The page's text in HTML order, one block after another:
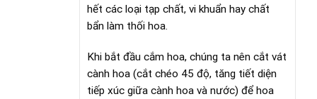
hết các loại tạp chất, vi khuẩn hay chất
bẩn làm thối hoa.
Khi bắt đầu cắm hoa, chúng ta nên cắt vát
cành hoa (cắt chéo 45 độ, tăng tiết diện
tiếp xúc giữa cành hoa và nước) để hoa